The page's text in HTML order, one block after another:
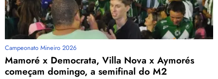
Campeonato Mineiro 2026
Mamoré x Democrata, Villa Nova x Aymorés
começam domingo, a semifinal do M2